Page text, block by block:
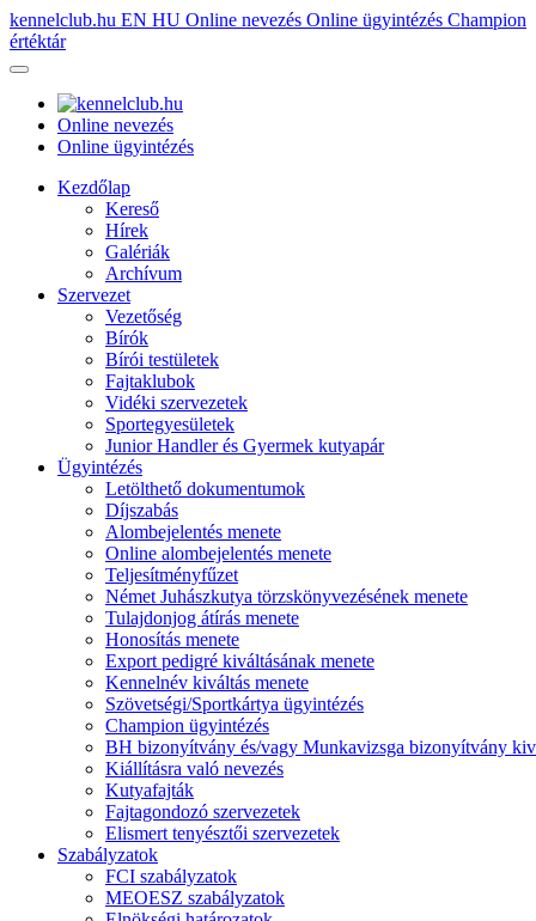
kennelclub.hu EN HU Online nevezés Online ügyintézés Champion
értéktár
Online nevezés
Online ügyintézés
Kezdőlap
Kereső
Hírek
Galériák
Archívum
Szervezet
Vezetőség
Bírók
Bírói testületek
Fajtaklubok
Vidéki szervezetek
Sportegyesületek
Junior Handler és Gyermek kutyapár
Ügyintézés
Letölthető dokumentumok
Díjszabás
Alombejelentés menete
Online alombejelentés menete
Teljesítményfűzet
Német Juhászkutya törzskönyvezésének menete
Tulajdonjog átírás menete
Honosítás menete
Export pedigré kiváltásának menete
Kennelnév kiváltás menete
Szövetségi/Sportkártya ügyintézés
Champion ügyintézés
BH bizonyítvány és/vagy Munkavizsga bizonyítvány
Kiállításra való nevezés
Kutyafajták
Fajtagondozó szervezetek
Elismert tenyésztői szervezetek
Szabályzatok
FCI szabályzatok
MEOESZ szabályzatok